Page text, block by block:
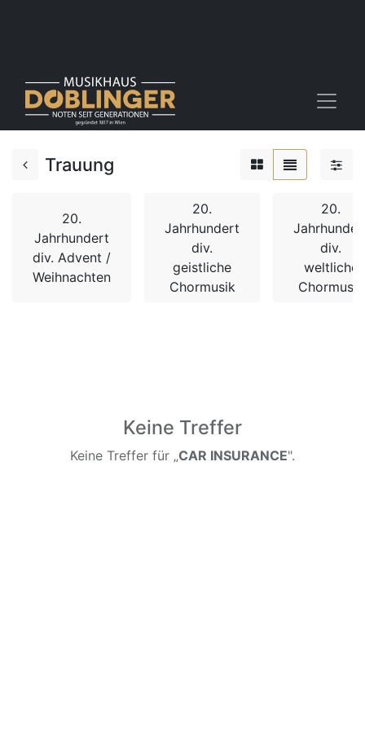
Trauung
20.
Jahrhundert
div. Advent /
Weihnachten
20.
Jahrhundert
div.
geistliche
Chormusik
20.
div.
weltliche
Chormusik
Keine Treffer
Keine Treffer für „CAR INSURANCE".